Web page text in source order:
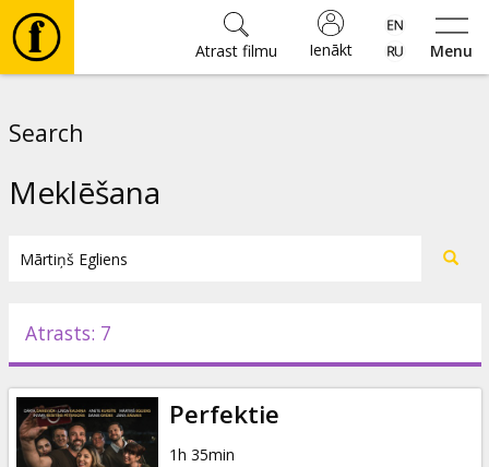
Menu
Ienākt
Atrast filmu
Pasākumi
Ziņas
Search
Meklēšana
Atrasts: 7
Perfektie
1h 35min